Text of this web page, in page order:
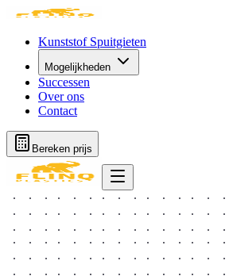
Kunststof Spuitgieten
Mogelijkheden
Successen
Over ons
Contact
Bereken prijs